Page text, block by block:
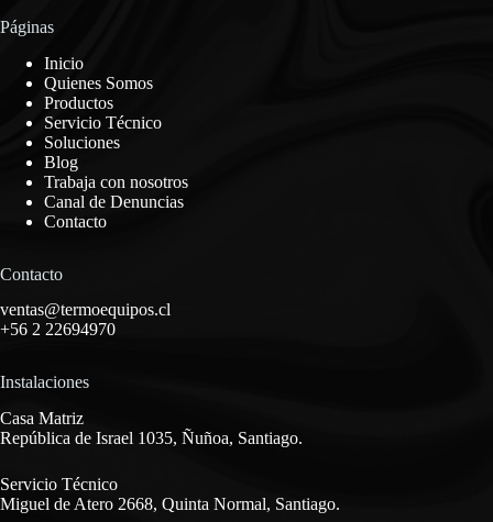
Páginas
Inicio
Quienes Somos
Productos
Servicio Técnico
Soluciones
Blog
Trabaja con nosotros
Canal de Denuncias
Contacto
Contacto
ventas@termoequipos.cl
+56 2 22694970
Instalaciones
Casa Matriz
República de Israel 1035, Ñuñoa, Santiago.
Servicio Técnico
Miguel de Atero 2668, Quinta Normal, Santiago.